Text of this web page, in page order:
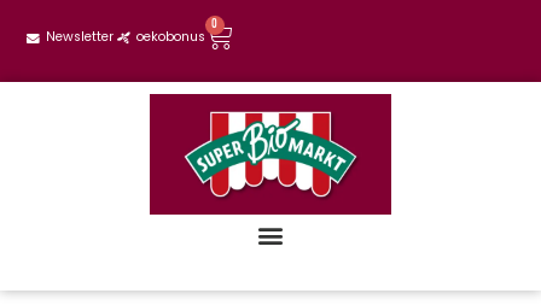
Newsletter oekobonus
0